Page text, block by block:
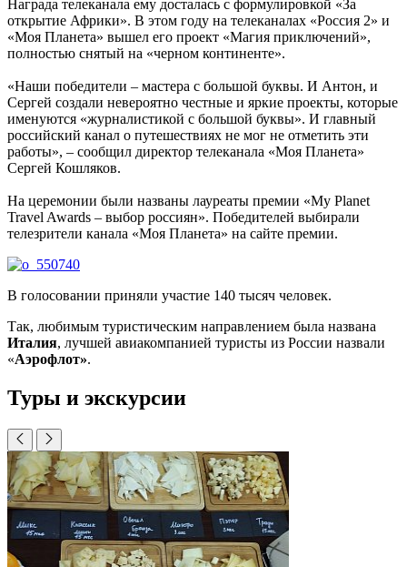
Награда телеканала ему досталась с формулировкой «За
открытие Африки». В этом году на телеканалах «Россия 2» и
«Моя Планета» вышел его проект «Магия приключений»,
полностью снятый на «черном континенте».
«Наши победители – мастера с большой буквы. И Антон, и
Сергей создали невероятно честные и яркие проекты, которые
именуются «журналистикой с большой буквы». И главный
российский канал о путешествиях не мог не отметить эти
работы», – сообщил директор телеканала «Моя Планета»
Сергей Кошляков.
На церемонии были названы лауреаты премии «My Planet
Travel Awards – выбор россиян». Победителей выбирали
телезрители канала «Моя Планета» на сайте премии.
В голосовании приняли участие 140 тысяч человек.
Так, любимым туристическим направлением была названа
Италия, лучшей авиакомпанией туристы из России назвали
«Аэрофлот».
Туры и экскурсии